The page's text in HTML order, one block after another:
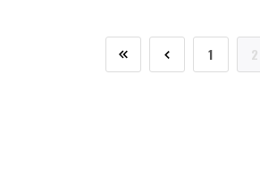
1 2